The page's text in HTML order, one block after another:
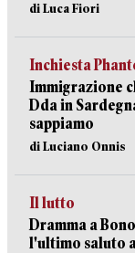
di Luca Fiori
Inchiesta
Immigrazione
Dda in
sappiamo
di Luciano Onnis
Il lutto
Dramma a
l'ultimo saluto